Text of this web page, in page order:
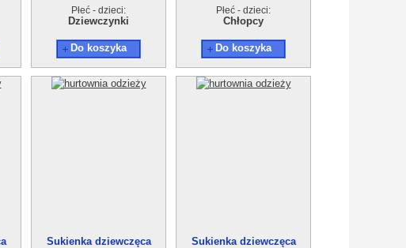
Płeć - dzieci:
Dziewczynki
Do koszyka
Płeć - dzieci:
Chłopcy
Do koszyka
Sukienka dziewczęca
Sukienka dziewczęca